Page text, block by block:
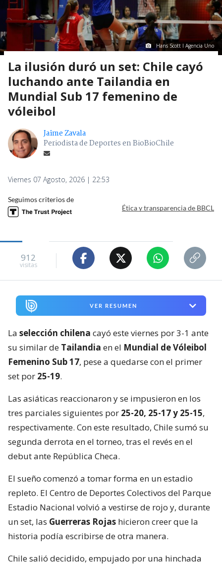
Hans Scott I Agencia Uno
La ilusión duró un set: Chile cayó
luchando ante Tailandia en
Mundial Sub 17 femenino de
vóleibol
Jaime Zavala
Periodista de Deportes en BioBioChile
Viernes 07 Agosto, 2026 | 22:53
Seguimos criterios de
Ética y transparencia de BBCL
912
visitas
VER RESUMEN
La selección chilena cayó este viernes por 3-1 ante
su similar de Tailandia en el Mundial de Vóleibol
Femenino Sub 17, pese a quedarse con el primer
set por 25-19.
Las asiáticas reaccionaron y se impusieron en los
tres parciales siguientes por 25-20, 25-17 y 25-15,
respectivamente. Con este resultado, Chile sumó su
segunda derrota en el torneo, tras el revés en el
debut ante República Checa.
El sueño comenzó a tomar forma en un estadio
repleto. El Centro de Deportes Colectivos del Parque
Estadio Nacional volvió a vestirse de rojo y, durante
un set, las Guerreras Rojas hicieron creer que la
historia podía escribirse de otra manera.
Chile salió decidido, empujado por una hinchada